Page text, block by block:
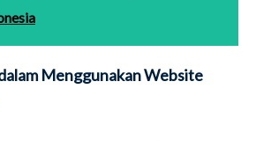
Menggunakan Website